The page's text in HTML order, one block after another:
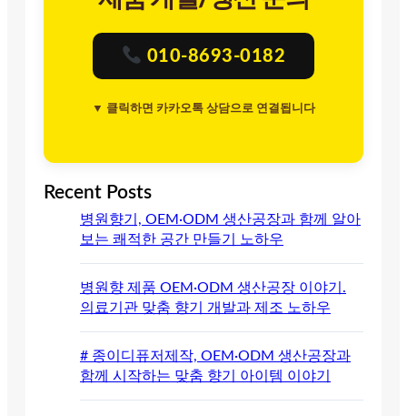
010-8693-0182
▼ 클릭하면 카카오톡 상담으로 연결됩니다
Recent Posts
병원향기, OEM·ODM 생산공장과 함께 알아
보는 쾌적한 공간 만들기 노하우
병원향 제품 OEM·ODM 생산공장 이야기.
의료기관 맞춤 향기 개발과 제조 노하우
# 종이디퓨저제작, OEM·ODM 생산공장과
함께 시작하는 맞춤 향기 아이템 이야기